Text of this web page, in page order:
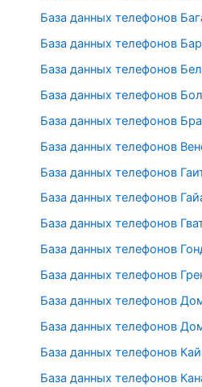
База данных телефонов
База данных телефонов
База данных телефонов
База данных телефонов
База данных телефонов
База данных телефонов
База данных телефонов
База данных телефонов
База данных телефонов
База данных телефонов
База данных телефонов
База данных телефонов
База данных телефонов
База данных телефонов
База данных телефонов